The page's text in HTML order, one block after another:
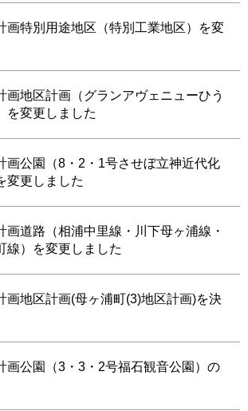
画特別用途地区（特別工業地区）を変
画地区計画（グランアヴェニューひう
を変更しました
画公園（8・2・1号させぼ立神近代化
変更しました
画道路（相浦中里線・川下母ヶ浦線・
線）を変更しました
画地区計画(母ヶ浦町(3)地区計画)を決
画公園（3・3・2号福石観音公園）の